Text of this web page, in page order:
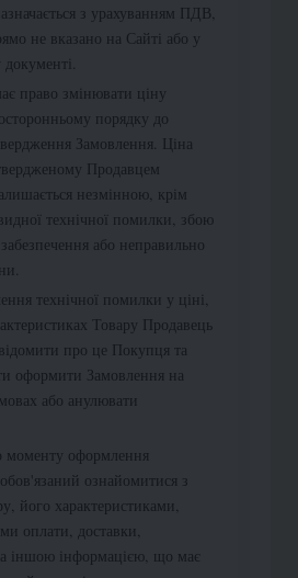
з урахуванням ПДВ,
не вказано на Сайті або у
право змінювати ціну
порядку до
Замовлення. Ціна
Продавцем
незмінною, крім
технічної помилки, збою
або неправильно
технічної помилки у ціні,
Товару Продавець
про це Покупця та
оформити Замовлення на
або анулювати
моменту оформлення
ознайомитися з
його характеристиками,
оплати, доставки,
іншою інформацією, що має